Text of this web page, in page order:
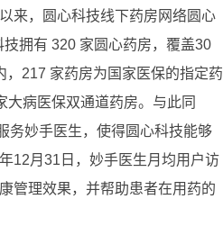
来，圆心科技线下药房网络圆心
拥有 320 家圆心药房，覆盖30
217 家药房为国家医保的指定药
病医保双通道药房。与此同
务妙手医生，使得圆心科技能够
12月31日，妙手医生月均用户访
管理效果，并帮助患者在用药的